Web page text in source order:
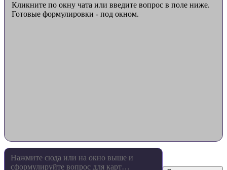
Кликните по окну чата или введите вопрос в поле ниже.
Готовые формулировки - под окном.